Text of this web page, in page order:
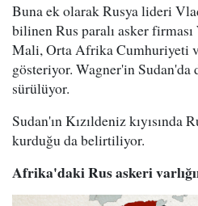
Buna ek olarak Rusya lideri
bilinen Rus paralı asker
Mali, Orta Afrika Cumhuriyeti
gösteriyor. Wagner'in
sürülüyor.
Sudan'ın Kızıldeniz kıyısında
kurduğu da belirtiliyor.
Afrika'daki Rus askeri